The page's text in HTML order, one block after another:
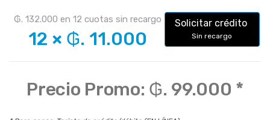
₲. 132.000 en 12 cuotas sin recargo
12 × ₲. 11.000
Solicitar crédito
Sin recargo
Precio Promo: ₲. 99.000 *